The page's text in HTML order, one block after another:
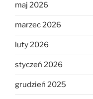
maj 2026
marzec 2026
luty 2026
styczeń 2026
grudzień 2025